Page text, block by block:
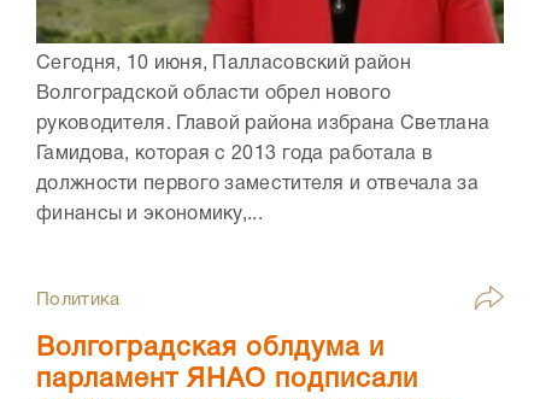
Сегодня, 10 июня, Палласовский район
Волгоградской области обрел нового
руководителя. Главой района избрана Светлана
Гамидова, которая с 2013 года работала в
должности первого заместителя и отвечала за
финансы и экономику,...
Политика
Волгоградская облдума и
парламент ЯНАО подписали